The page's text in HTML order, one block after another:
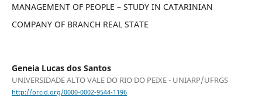
MANAGEMENT OF PEOPLE – STUDY IN CATARINIAN
COMPANY OF BRANCH REAL STATE
Geneia Lucas dos Santos
UNIVERSIDADE ALTO VALE DO RIO DO PEIXE - UNIARP/UFRGS
http://orcid.org/0000-0002-9544-1196